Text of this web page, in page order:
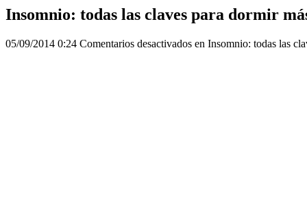
Insomnio: todas las claves para dormir
05/09/2014 0:24 Comentarios desactivados en Insomnio: todas las